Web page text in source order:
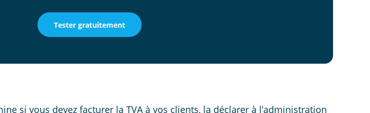
Tester gratuitement
si vous devez facturer la TVA à vos clients, la déclarer à l’administration